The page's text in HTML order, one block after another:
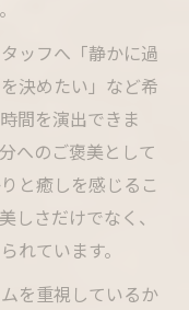
ッフへ「静かに過
決めたい」など希
間を演出できま
へのご褒美として
と癒しを感じるこ
しさだけでなく、
れています。
を重視しているか